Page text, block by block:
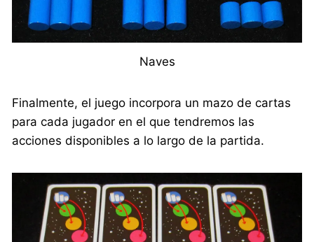
Naves
Finalmente, el juego incorpora un mazo de cartas
para cada jugador en el que tendremos las
acciones disponibles a lo largo de la partida.